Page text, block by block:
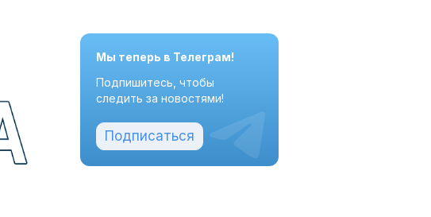
Мы теперь в Телеграм!
Подпишитесь, чтобы
следить за новостями!
Подписаться